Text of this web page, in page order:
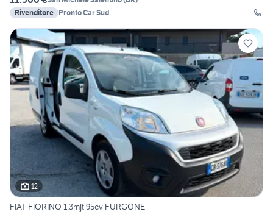
Rivenditore Pronto Car Sud
12
FIAT FIORINO 1.3mjt 95cv FURGONE